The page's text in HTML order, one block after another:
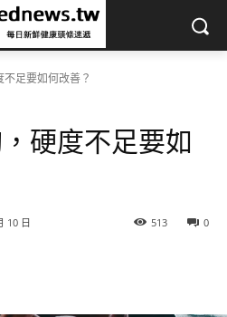
足要如何改善？
硬度不足要如
10 日 0
513